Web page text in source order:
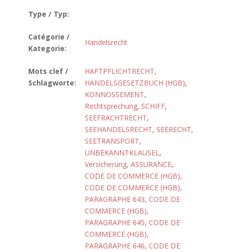
Type / Typ:
Catégorie /
Kategorie:
Handelsrecht
Mots clef /
Schlagworte:
HAFTPFLICHTRECHT,
HANDELSGESETZBUCH (HGB),
KONNOSSEMENT,
Rechtsprechung, SCHIFF,
SEEFRACHTRECHT,
SEEHANDELSRECHT, SEERECHT,
SEETRANSPORT,
UNBEKANNTKLAUSEL,
Versicherung, ASSURANCE,
CODE DE COMMERCE (HGB),
CODE DE COMMERCE (HGB),
PARAGRAPHE 643, CODE DE
COMMERCE (HGB),
PARAGRAPHE 645, CODE DE
COMMERCE (HGB),
PARAGRAPHE 646, CODE DE